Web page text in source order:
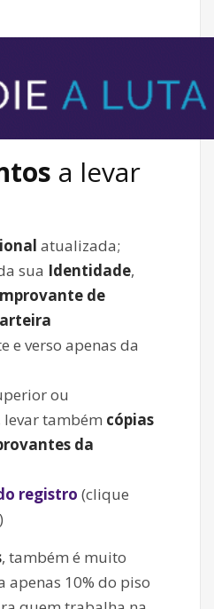
a levar
atualizada;
sua Identidade,
de
e verso apenas da
ou
também cópias
da
registro (clique
, também é muito
apenas 10% do piso